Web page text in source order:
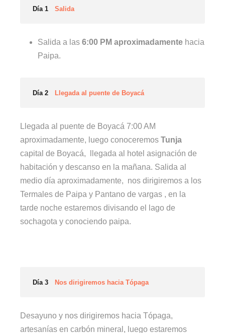
Día 1 Salida
Salida a las 6:00 PM aproximadamente hacia
Paipa.
Día 2 Llegada al puente de Boyacá
Llegada al puente de Boyacá 7:00 AM
aproximadamente, luego conoceremos Tunja
capital de Boyacá, llegada al hotel asignación de
habitación y descanso en la mañana. Salida al
medio día aproximadamente, nos dirigiremos a los
Termales de Paipa y Pantano de vargas , en la
tarde noche estaremos divisando el lago de
sochagota y conociendo paipa.
Día 3 Nos dirigiremos hacia Tópaga
Desayuno y nos dirigiremos hacia Tópaga,
artesanías en carbón mineral, luego estaremos